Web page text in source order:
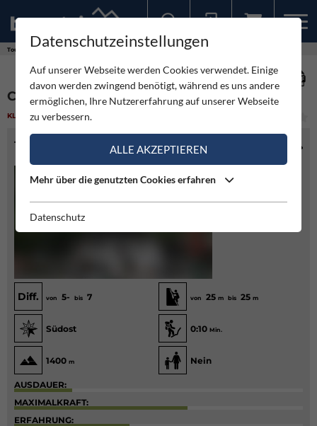
Touren
CELLON "LINKE PLATTE"
KLETTERGARTEN
TOURENINFO
Diff. von 5- bis 7 von 25 m bis 25 m
Südost 0:10 Min.
1400 m Nein
AUSDAUER:
MAXIMALKRAFT:
ERFAHRUNG:
Datenschutzeinstellungen
Auf unserer Webseite werden Cookies verwendet. Einige
davon werden zwingend benötigt, während es uns andere
ermöglichen, Ihre Nutzererfahrung auf unserer Webseite
zu verbessern.
ALLE AKZEPTIEREN
Mehr über die genutzten Cookies erfahren
Datenschutz